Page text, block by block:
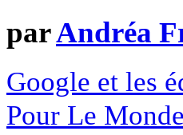
parAndréa
Google et les
Pour Le